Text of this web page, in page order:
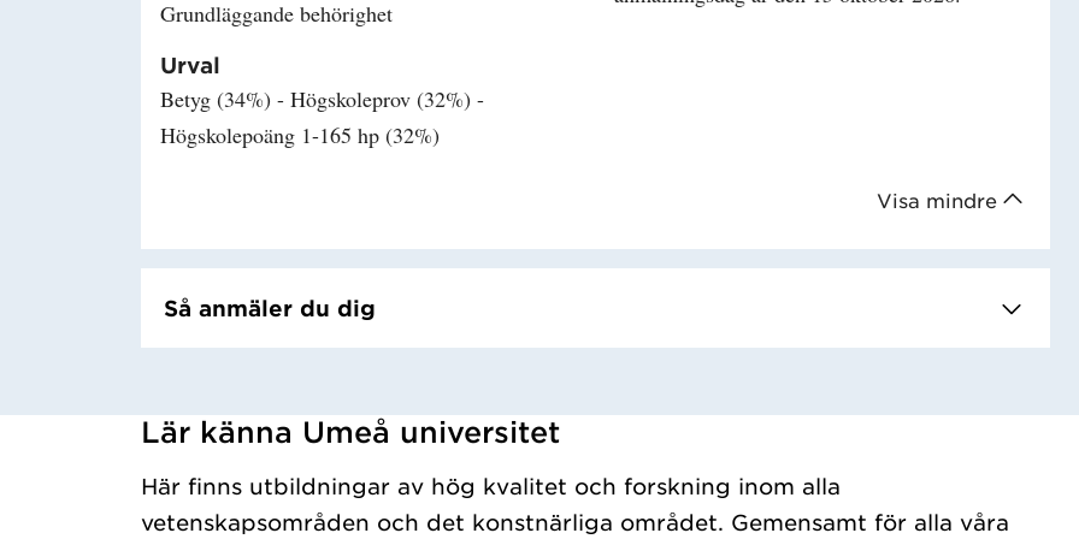
Visa mindre
Grundläggande behörighet
Urval
Betyg (34%) - Högskoleprov (32%) -
Högskolepoäng 1-165 hp (32%)
Så anmäler du dig
Har hämtat kursochkurspaket.
Lär känna Umeå universitet
Här finns utbildningar av hög kvalitet och forskning inom alla
vetenskapsområden och det konstnärliga området. Gemensamt för alla våra